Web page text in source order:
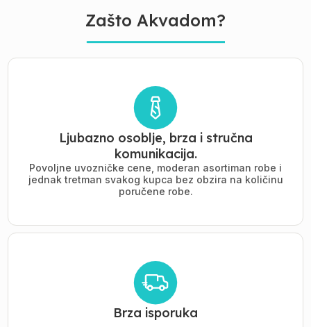
Zašto Akvadom?
Ljubazno osoblje, brza i stručna
komunikacija.
Povoljne uvozničke cene, moderan asortiman robe i
jednak tretman svakog kupca bez obzira na količinu
poručene robe.
Brza isporuka